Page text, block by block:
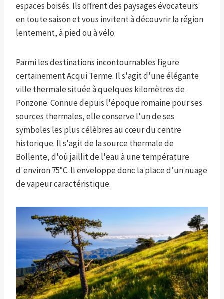
espaces boisés. Ils offrent des paysages évocateurs
en toute saison et vous invitent à découvrir la région
lentement, à pied ou à vélo.
Parmi les destinations incontournables figure
certainement Acqui Terme. Il s'agit d'une élégante
ville thermale située à quelques kilomètres de
Ponzone. Connue depuis l'époque romaine pour ses
sources thermales, elle conserve l'un de ses
symboles les plus célèbres au cœur du centre
historique. Il s'agit de la source thermale de
Bollente, d'où jaillit de l'eau à une température
d'environ 75°C. Il enveloppe donc la place d’un nuage
de vapeur caractéristique.